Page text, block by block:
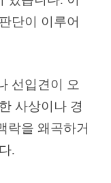
단이 이루어
선입견이 오
사상이나 경
락을 왜곡하거
.